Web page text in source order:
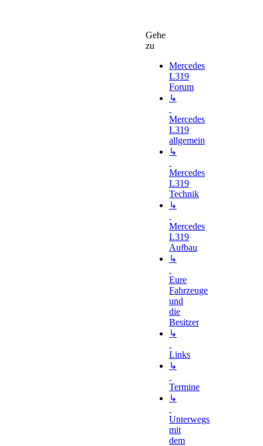
Gehe
zu
Mercedes
L319
Forum
↳
Mercedes
L319
allgemein
↳
Mercedes
L319
Technik
↳
Mercedes
L319
Aufbau
↳
Eure
Fahrzeuge
und
die
Besitzer
↳
Links
↳
Termine
↳
Unterwegs
mit
dem